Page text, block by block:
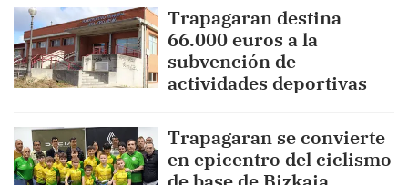
Trapagaran destina
66.000 euros a la
subvención de
actividades deportivas
Trapagaran se convierte
en epicentro del ciclismo